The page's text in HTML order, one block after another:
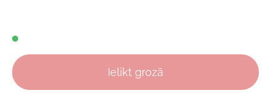
Ielikt grozā